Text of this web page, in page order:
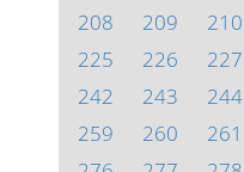
208
209 210
225
226 227
242
243 244
259
260 261